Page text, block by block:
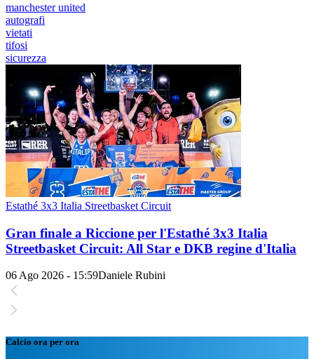
manchester united
autografi
vietati
tifosi
sicurezza
Estathé 3x3 Italia Streetbasket Circuit
Gran finale a Riccione per l'Estathé 3x3 Italia
Streetbasket Circuit: All Star e DKB regine d'Italia
06 Ago 2026 - 15:59Daniele Rubini
Calcio ora per ora